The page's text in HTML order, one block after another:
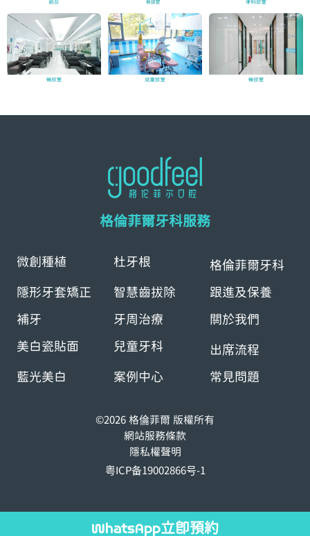
WhatsApp立即預約
格倫菲爾牙科服務
微創種植 杜牙根
格倫菲爾牙科
隱形牙套矯正
智慧齒拔除
跟進及保養
補牙
牙周治療
關於我們
美白瓷貼面
兒童牙科
出席流程
藍光美白
案例中心 常見問題
©2026 格倫菲爾 版權所有
網站服務條款
隱私權聲明
粤ICP备19002866号-1